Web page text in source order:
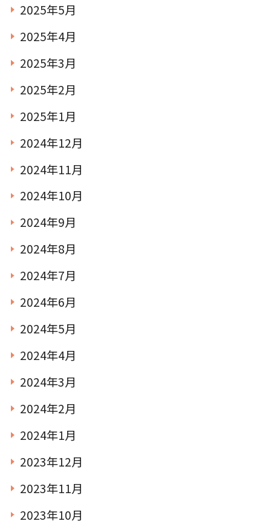
2025年5月
2025年4月
2025年3月
2025年2月
2025年1月
2024年12月
2024年11月
2024年10月
2024年9月
2024年8月
2024年7月
2024年6月
2024年5月
2024年4月
2024年3月
2024年2月
2024年1月
2023年12月
2023年11月
2023年10月